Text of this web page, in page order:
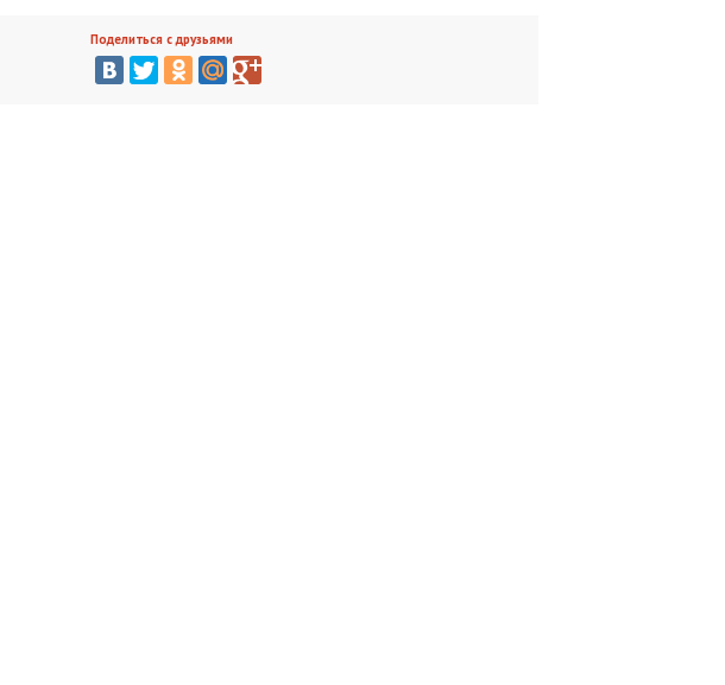
Поделиться с друзьями